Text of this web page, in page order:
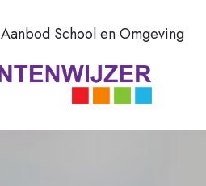
Aanbod School en Omgeving